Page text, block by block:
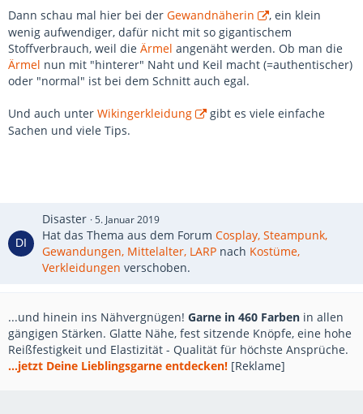
Dann schau mal hier bei der Gewandnäherin
, ein klein
wenig aufwendiger, dafür nicht mit so gigantischem
Stoffverbrauch, weil die Ärmel angenäht werden. Ob man die
Ärmel nun mit "hinterer" Naht und Keil macht (=authentischer)
oder "normal" ist bei dem Schnitt auch egal.
Und auch unter Wikingerkleidung
gibt es viele einfache
Sachen und viele Tips.
Disaster 5. Januar 2019
Hat das Thema aus dem Forum Cosplay, Steampunk,
Gewandungen, Mittelalter, LARP nach Kostüme,
Verkleidungen verschoben.
...und hinein ins Nähvergnügen! Garne in 460 Farben in allen
gängigen Stärken. Glatte Nähe, fest sitzende Knöpfe, eine hohe
Reißfestigkeit und Elastizität - Qualität für höchste Ansprüche.
...jetzt Deine Lieblingsgarne entdecken! [Reklame]